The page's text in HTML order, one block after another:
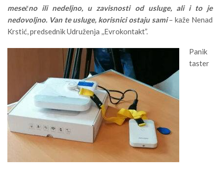
mesečno ili nedeljno, u zavisnosti od usluge, ali i to je
nedovoljno. Van te usluge, korisnici ostaju sami – kaže Nenad
Krstić, predsednik Udruženja ,,Evrokontakt”.
Panik
taster